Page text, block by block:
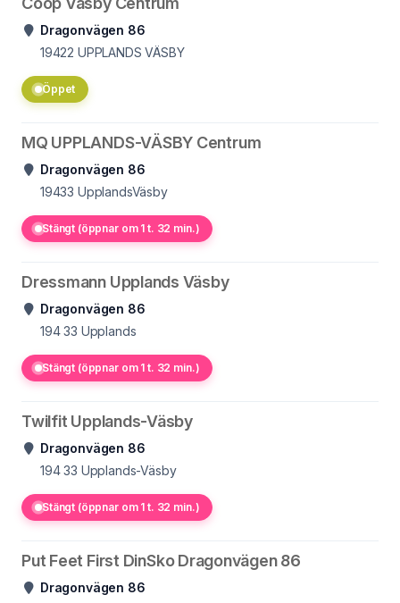
Dragonvägen 86
19422 UPPLANDS VÄSBY
Öppet
MQ UPPLANDS-VÄSBY Centrum
Dragonvägen 86
19433 UpplandsVäsby
Stängt (öppnar om 1 t. 32 min.)
Dressmann Upplands Väsby
Dragonvägen 86
194 33 Upplands
Stängt (öppnar om 1 t. 32 min.)
Twilfit Upplands-Väsby
Dragonvägen 86
194 33 Upplands-Väsby
Stängt (öppnar om 1 t. 32 min.)
Put Feet First DinSko Dragonvägen 86
Dragonvägen 86